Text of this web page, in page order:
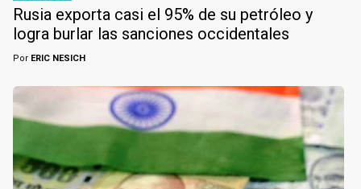
Rusia exporta casi el 95% de su petróleo y
logra burlar las sanciones occidentales
Por ERIC NESICH